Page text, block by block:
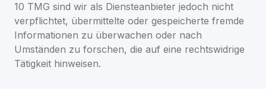
10 TMG sind wir als Diensteanbieter jedoch nicht
verpflichtet, übermittelte oder gespeicherte fremde
Informationen zu überwachen oder nach
Umständen zu forschen, die auf eine rechtswidrige
Tätigkeit hinweisen.